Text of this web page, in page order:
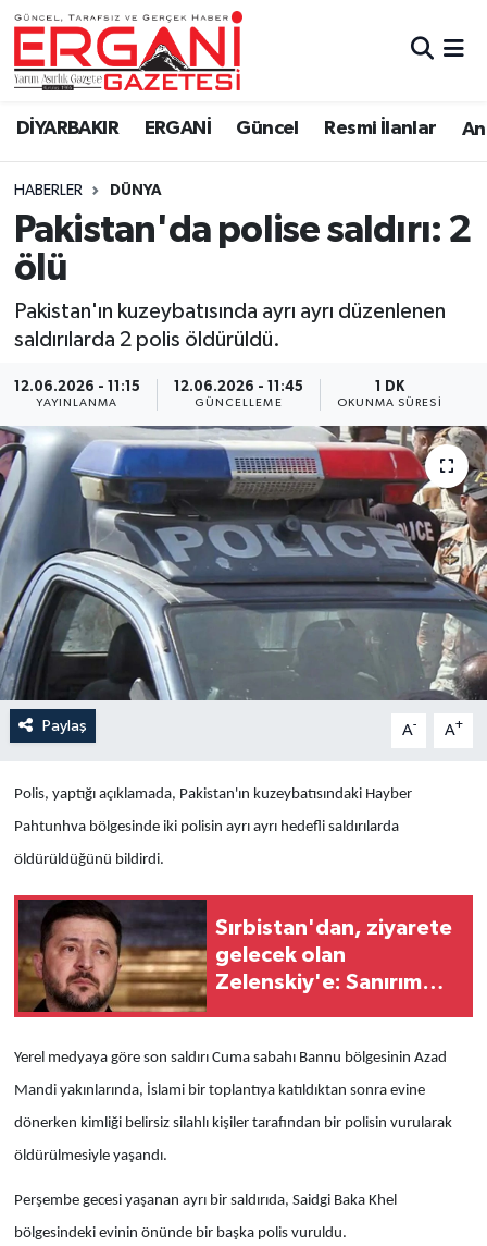
DİYARBAKIR ERGANİ Güncel Resmi İlanlar
HABERLER DÜNYA
Pakistan'da polise saldırı: 2
ölü
Pakistan'ın kuzeybatısında ayrı ayrı düzenlenen
saldırılarda 2 polis öldürüldü.
12.06.2026 - 11:15
YAYINLANMA
12.06.2026 - 11:45
GÜNCELLEME
1 DK
OKUNMA SÜRESI
Paylaş A- A+
Polis, yaptığı açıklamada, Pakistan'ın kuzeybatısındaki Hayber
Pahtunhva bölgesinde iki polisin ayrı ayrı hedefli saldırılarda
öldürüldüğünü bildirdi.
Sırbistan'dan, ziyarete
gelecek olan
Zelenskiy'e: Sanırım
Yerel medyaya göre son saldırı Cuma sabahı Bannu bölgesinin Azad
Mandi yakınlarında, İslami bir toplantıya katıldıktan sonra evine
dönerken kimliği belirsiz silahlı kişiler tarafından bir polisin vurularak
öldürülmesiyle yaşandı.
Perşembe gecesi yaşanan ayrı bir saldırıda, Saidgi Baka Khel
bölgesindeki evinin önünde bir başka polis vuruldu.
DİYARBAKIR
BİSMİL
BAĞLAR
ERGANİ
Güncel
Eği̇ti̇m
Resmi İlanlar
Spor
Yaşam
Anali̇z
Bi̇li̇m & Teknoloji̇
Dünya
Eği̇ti̇m
Ergani Nöbetçi Eczaneler
Ergani Hava Durumu
Ergani Trafik Yoğunluk Haritası
Süper Lig Puan Durumu ve Fikstür
Tüm Manşetler
Haber Arşivi